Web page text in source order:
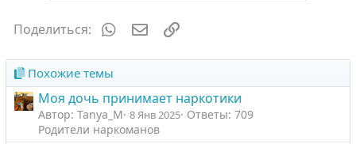
Поделиться: WhatsAppЭлектронная почта
Похожие темы
Моя дочь принимает наркотики
Автор: Tanya_M 8 Янв 2025 Ответы: 709
Родители наркоманов